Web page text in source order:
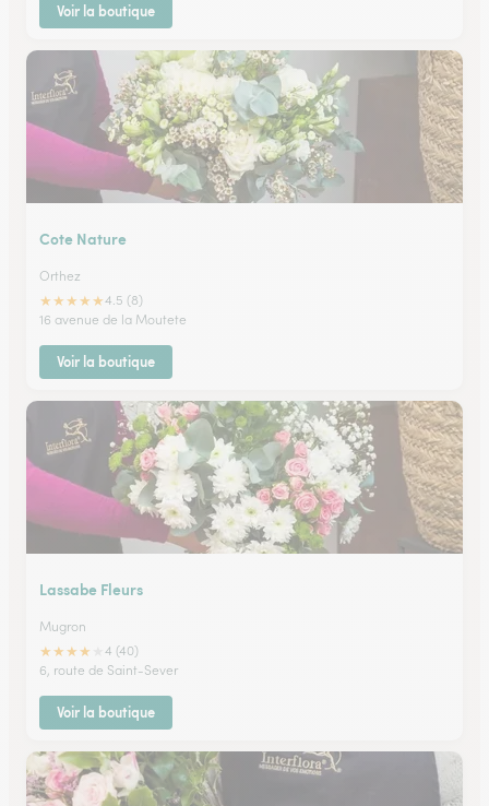
Voir la boutique
Cote Nature
Orthez
★★★★★4.5 (8)
16 avenue de la Moutete
Voir la boutique
Lassabe Fleurs
Mugron
★★★★
4 (40)
6, route de Saint-Sever
Voir la boutique